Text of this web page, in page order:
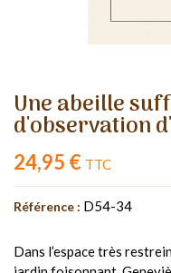
Une abeille
d'observation
24,95 € TTC
Référence : D54-34
Dans l’espace très